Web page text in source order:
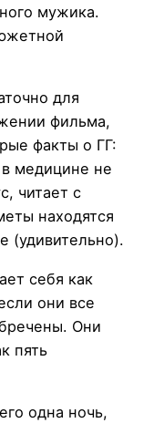
мужика.
для
фильма,
факты о ГГ:
медицине не
читает с
находятся
(удивительно).
себя как
они все
Они
пять
одна ночь,